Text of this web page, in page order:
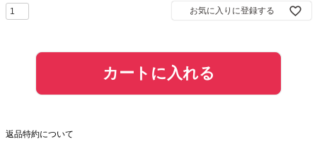
お気に入りに登録する
カートに入れる
返品特約について